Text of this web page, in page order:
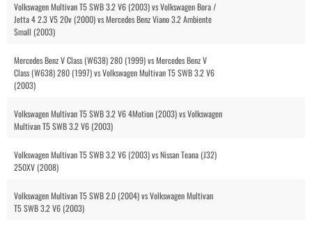
Volkswagen Multivan T5 SWB 3.2 V6 (2003) vs Volkswagen Bora /
Jetta 4 2.3 V5 20v (2000) vs Mercedes Benz Viano 3.2 Ambiente
Small (2003)
Mercedes Benz V Class (W638) 280 (1999) vs Mercedes Benz V
Class (W638) 280 (1997) vs Volkswagen Multivan T5 SWB 3.2 V6
(2003)
Volkswagen Multivan T5 SWB 3.2 V6 4Motion (2003) vs Volkswagen
Multivan T5 SWB 3.2 V6 (2003)
Volkswagen Multivan T5 SWB 3.2 V6 (2003) vs Nissan Teana (J32)
250XV (2008)
Volkswagen Multivan T5 SWB 2.0 (2004) vs Volkswagen Multivan
T5 SWB 3.2 V6 (2003)